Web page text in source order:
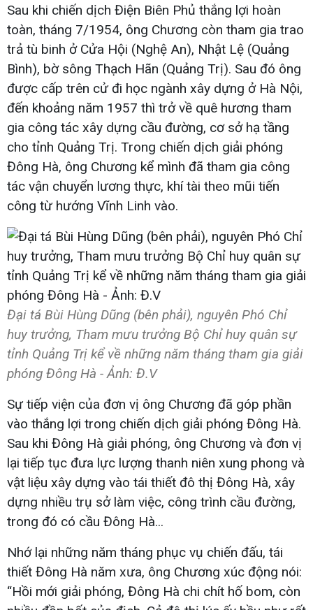
Sau khi chiến dịch Điện Biên Phủ thắng lợi hoàn
toàn, tháng 7/1954, ông Chương còn tham gia trao
trả tù binh ở Cửa Hội (Nghệ An), Nhật Lệ (Quảng
Bình), bờ sông Thạch Hãn (Quảng Trị). Sau đó ông
được cấp trên cử đi học ngành xây dựng ở Hà Nội,
đến khoảng năm 1957 thì trở về quê hương tham
gia công tác xây dựng cầu đường, cơ sở hạ tầng
cho tỉnh Quảng Trị. Trong chiến dịch giải phóng
Đông Hà, ông Chương kể mình đã tham gia công
tác vận chuyển lương thực, khí tài theo mũi tiến
công từ hướng Vĩnh Linh vào.
Đại tá Bùi Hùng Dũng (bên phải), nguyên Phó Chỉ
huy trưởng, Tham mưu trưởng Bộ Chỉ huy quân sự
tỉnh Quảng Trị kể về những năm tháng tham gia giải
phóng Đông Hà - Ảnh: Đ.V
Sự tiếp viện của đơn vị ông Chương đã góp phần
vào thắng lợi trong chiến dịch giải phóng Đông Hà.
Sau khi Đông Hà giải phóng, ông Chương và đơn vị
lại tiếp tục đưa lực lượng thanh niên xung phong và
vật liệu xây dựng vào tái thiết đô thị Đông Hà, xây
dựng nhiều trụ sở làm việc, công trình cầu đường,
trong đó có cầu Đông Hà...
Nhớ lại những năm tháng phục vụ chiến đấu, tái
thiết Đông Hà năm xưa, ông Chương xúc động nói:
“Hồi mới giải phóng, Đông Hà chi chít hố bom, còn